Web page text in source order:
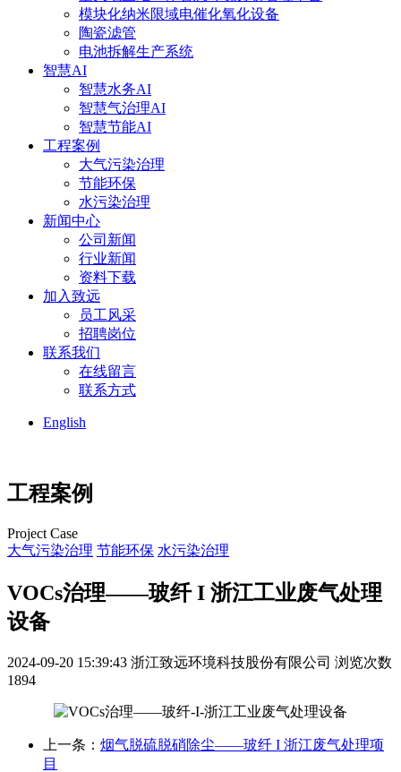
模块化纳米限域电催化氧化设备
陶瓷滤管
电池拆解生产系统
智慧AI
智慧水务AI
智慧气治理AI
智慧节能AI
工程案例
大气污染治理
节能环保
水污染治理
新闻中心
公司新闻
行业新闻
资料下载
加入致远
员工风采
招聘岗位
联系我们
在线留言
联系方式
English
工程案例
Project Case
大气污染治理 节能环保 水污染治理
VOCs治理——玻纤 I 浙江工业废气处理
设备
2024-09-20 15:39:43 浙江致远环境科技股份有限公司 浏览次数
1894
上一条： 烟气脱硫脱硝除尘——玻纤 I 浙江废气处理项
目